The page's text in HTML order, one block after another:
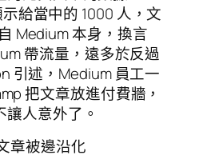
給當中的 1000 人，文
Medium 本身，換言
帶流量，遠多於反過
引述，Medium 員工一
把文章放進付費牆，
人意外了。
章被邊沿化